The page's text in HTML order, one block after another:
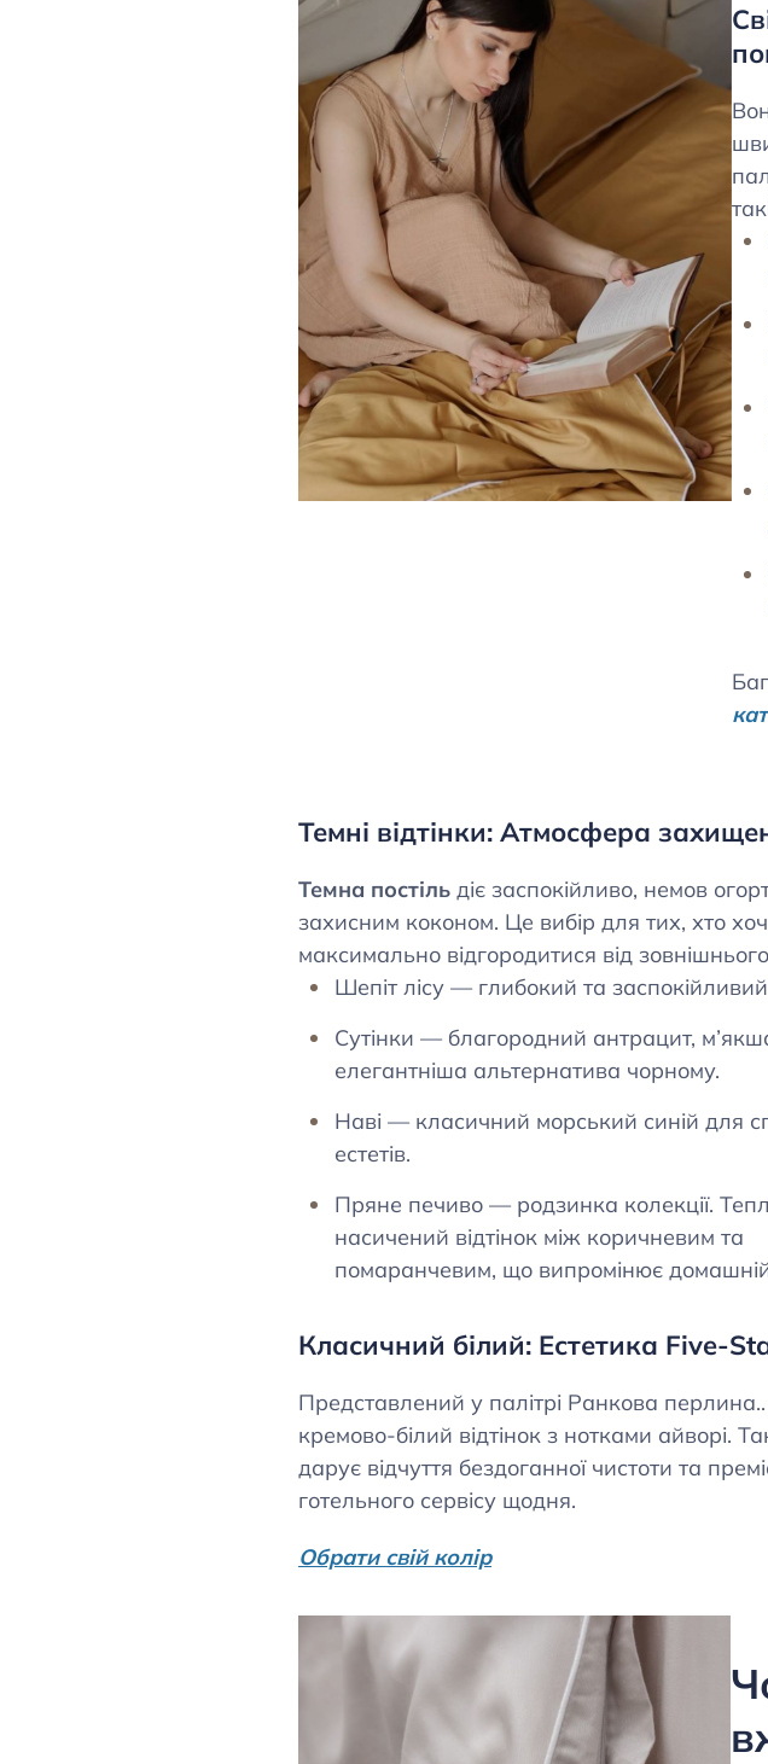
Темні відтінки: Атмосфера
Темна постіль діє заспокійливо, немов
захисним коконом. Це вибір для тих, хто
максимально відгородитися від
Шепіт лісу — глибокий та
Сутінки — благородний антрацит,
елегантніша альтернатива чорному.
Наві — класичний морський синій для
естетів.
Пряне печиво — родзинка колекції.
насичений відтінок між коричневим та
помаранчевим, що випромінює
Класичний білий: Естетика Five-
Представлений у палітрі Ранкова
кремово-білий відтінок з нотками айворі.
дарує відчуття бездоганної чистоти та
готельного сервісу щодня.
Обрати свій колір